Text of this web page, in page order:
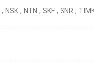
, NSK , NTN , SKF , SNR ,